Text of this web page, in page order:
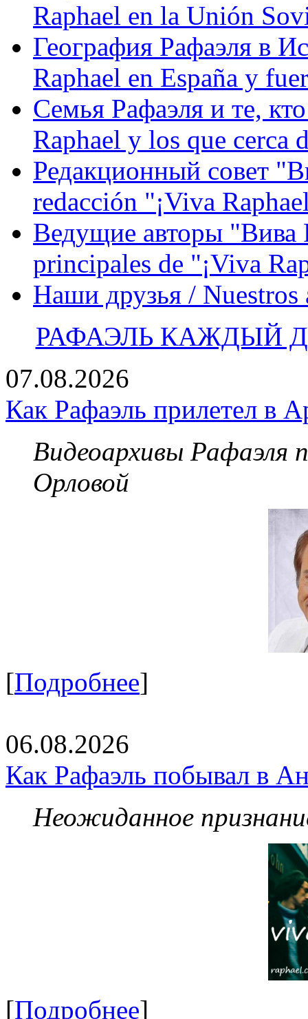
Raphael en la Unión
География Рафаэля в
Raphael en España y
Семья Рафаэля и те,
Raphael y los que cerca
Редакционный совет
redacción "¡Viva
Ведущие авторы "Вива
principales de "¡Viva
Наши друзья / Nuestros
РАФАЭЛЬ КАЖДЫЙ
07.08.2026
Как Рафаэль прилетел в
Видеоархивы Рафаэля
Орловой
[Подробнее]
06.08.2026
Как Рафаэль побывал в
Неожиданное
[Подробнее]